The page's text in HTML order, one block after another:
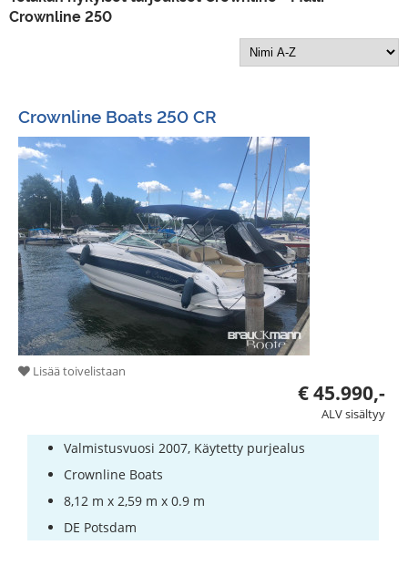
Palvelu
laitteet
Varastetut
veneet
Asiantuntijat
Purjehdus-
ja
urheilukoulut
Vakuutukset
Crownline 250
Crownline Boats 250 CR
Lisää toivelistaan
€ 45.990,-
ALV sisältyy
Valmistusvuosi 2007, Käytetty purjealus
Crownline Boats
8,12 m x 2,59 m x 0.9 m
DE Potsdam